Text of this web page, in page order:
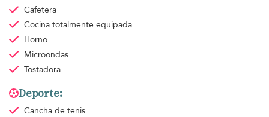
Cafetera
Cocina totalmente equipada
Horno
Microondas
Tostadora
Deporte:
Cancha de tenis